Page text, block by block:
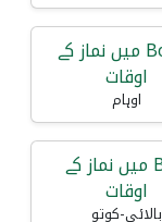
Bouca میں نماز کے
اوقات
اوہام
Bria میں نماز کے
اوقات
بالائی-کوتو